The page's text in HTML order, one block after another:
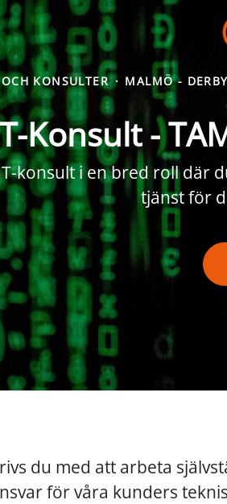
KONSULTER · MALMÖ -
Konsult -
konsult i en bred roll där
tjänst för
du med att arbeta
för våra kunders